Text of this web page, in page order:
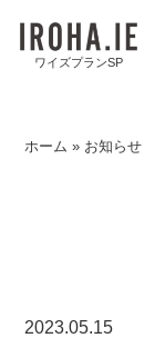
ワイズプランSP
ホーム » お知らせ
2023.05.15